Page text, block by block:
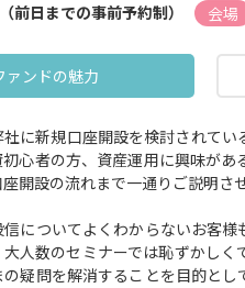
前日までの事前予約制） 会場
ァンドの魅力
に新規口座開設を検討されて
心者の方、資産運用に興味が
開設の流れまで一通りご説明さ
についてよくわからないお客
人数のセミナーでは恥ずかし
疑問を解消することを目的と